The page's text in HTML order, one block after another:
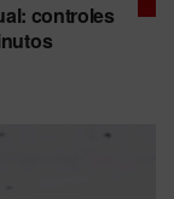
controles